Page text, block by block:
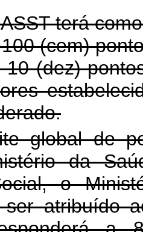
terá
(cem)
(dez)
global de
da
o
atribuído